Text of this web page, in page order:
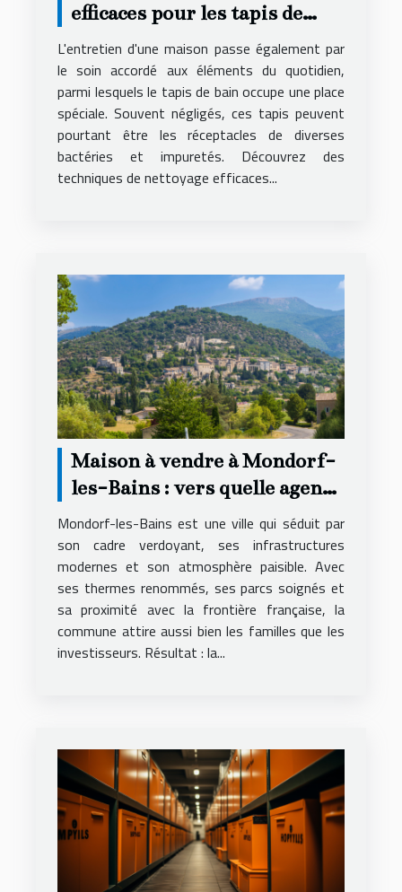
efficaces pour les tapis de
bain
L'entretien d'une maison passe également par
le soin accordé aux éléments du quotidien,
parmi lesquels le tapis de bain occupe une place
spéciale. Souvent négligés, ces tapis peuvent
pourtant être les réceptacles de diverses
bactéries et impuretés. Découvrez des
techniques de nettoyage efficaces...
Maison à vendre à Mondorf-
les-Bains : vers quelle agence
se tourner ?
Mondorf-les-Bains est une ville qui séduit par
son cadre verdoyant, ses infrastructures
modernes et son atmosphère paisible. Avec
ses thermes renommés, ses parcs soignés et
sa proximité avec la frontière française, la
commune attire aussi bien les familles que les
investisseurs. Résultat : la...